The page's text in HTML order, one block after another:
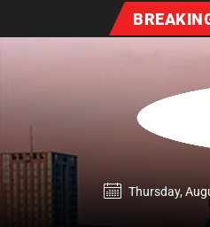
Thursday,